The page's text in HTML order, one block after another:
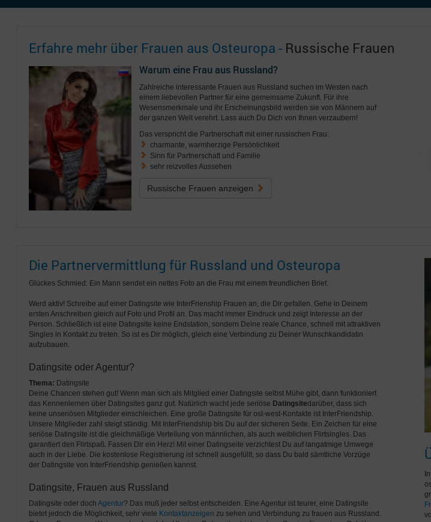
Erfahre mehr über Frauen aus Osteuropa - Russische Frauen
Warum eine Frau aus Russland?
Zahlreiche interessante Frauen aus Russland suchen im Westen nach
einem liebevollen Partner für eine gemeinsame Zukunft. Für ihre
Wesensmerkmale und ihr Erscheinungsbild werden sie von Männern auf
der ganzen Welt verehrt. Lass auch Du Dich von Ihnen verzaubern!
Das verspricht die Partnerschaft mit einer russischen Frau:
charmante, warmherzige Persönlichkeit
Sinn für Partnerschaft und Familie
sehr reizvolles Aussehen
Russische Frauen anzeigen
Die Partnervermittlung für Russland und Osteuropa
Glückes Schmied: Ein Mann sendet ein nettes Foto an die Frau mit einem freundlichen Brief.
Werd aktiv! Schreibe auf einer Datingsite wie InterFrienship Frauen an, die Dir gefallen. Gehe in Deinem
ersten Anschreiben gleich auf Foto und Profil an. Das macht immer Eindruck und zeigt Interesse an der
Person. Schließlich ist eine Datingsite keine Endstation, sondern Deine reale Chance, schnell mit attraktiven
Singles in Kontakt zu treten. So ist es Dir möglich, gleich eine Verbindung zu Deiner Wunschkandidatin
aufzubauen.
Datingsite oder Agentur?
Thema: Datingsite
Deine Chancen stehen gut! Wenn man sich als Mitglied einer Datingsite selbst Mühe gibt, dann funktioniert
das Kennenlernen über Datingsites ganz gut. Natürlich wacht jede seriöse Datingsitedarüber, dass sich
keine unseriösen Mitglieder einschleichen. Eine große Datingsite für ost-west-Kontakte ist InterFriendship.
Unsere Mitglieder zahl steigt ständig. Mit InterFriendship bis Du auf der sicheren Seite. Ein Zeichen für eine
seriöse Datingsite ist die gleichmäßige Verteilung von männlichen, als auch weiblichen Flirtsingles. Das
garantiert den Flirtspaß. Fassen Dir ein Herz! Mit einer Datingseite verzichtest Du auf langatmige Umwege
auch in der Liebe. Die kostenlose Registrierung ist schnell ausgefüllt, so dass Du bald sämtliche Vorzüge
der Datingsite von InterFriendship genießen kannst.
Datingsite, Frauen aus Russland
Datingsite oder doch Agentur? Das muß jeder selbst entscheiden. Eine Agentur ist teurer, eine Datingsite
bietet jedoch die Möglichkeit, sehr viele Kontaktanzeigen zu sehen und Verbindung zu frauen aus Russland.